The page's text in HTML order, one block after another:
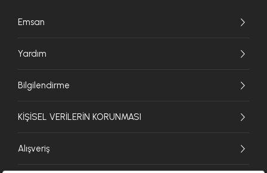
Emsan
Yardım
Bilgilendirme
KİŞİSEL VERİLERİN KORUNMASI
Alışveriş